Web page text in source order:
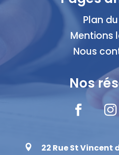
Plan
Mentions
Nous
Nos
 
 22 Rue St Vincent